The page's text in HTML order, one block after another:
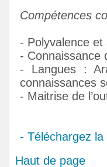
Compétences
- Polyvalence
- Connaissance
- Langues :
connaissances
- Maitrise de
- Téléchargez
Haut de page